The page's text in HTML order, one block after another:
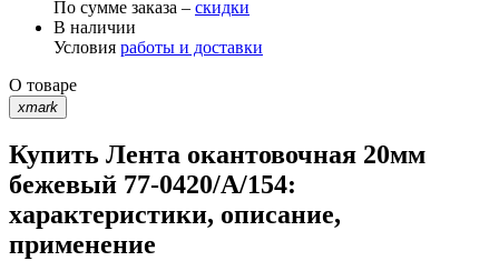
По сумме заказа – скидки
В наличии
Условия работы и доставки
О товаре
xmark
Купить Лента окантовочная 20мм
бежевый 77-0420/А/154:
характеристики, описание,
применение